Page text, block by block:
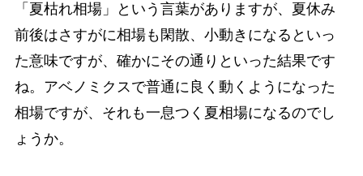
「夏枯れ相場」という言葉がありますが、夏休み
前後はさすがに相場も閑散、小動きになるといっ
た意味ですが、確かにその通りといった結果です
ね。アベノミクスで普通に良く動くようになった
相場ですが、それも一息つく夏相場になるのでし
ょうか。